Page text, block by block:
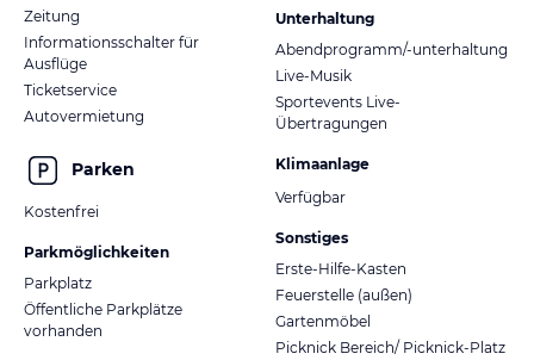
Zeitung
Informationsschalter für
Ausflüge
Ticketservice
Autovermietung
Parken
Kostenfrei
Parkmöglichkeiten
Parkplatz
Öffentliche Parkplätze
vorhanden
Unterhaltung
Abendprogramm/-unterhaltung
Live-Musik
Sportevents Live-
Übertragungen
Klimaanlage
Verfügbar
Sonstiges
Erste-Hilfe-Kasten
Feuerstelle (außen)
Gartenmöbel
Picknick Bereich/ Picknick-Platz